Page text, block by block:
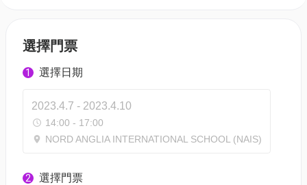
選擇門票
1 選擇日期
2023.4.7 - 2023.4.10
14:00 - 17:00
NORD ANGLIA INTERNATIONAL SCHOOL (NAIS)
2 選擇門票